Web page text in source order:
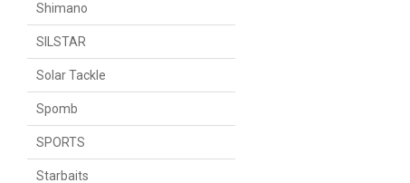
Shimano
SILSTAR
Solar Tackle
Spomb
SPORTS
Starbaits